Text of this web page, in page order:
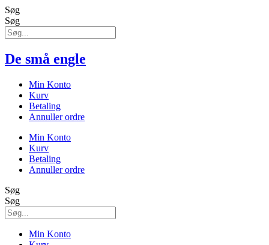
Søg
Søg
De små engle
Min Konto
Kurv
Betaling
Annuller ordre
Min Konto
Kurv
Betaling
Annuller ordre
Søg
Søg
Min Konto